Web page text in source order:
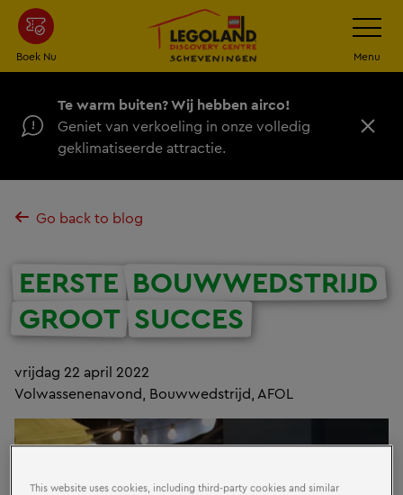
naar
hoofdinhoud
Boek Nu
Schakel
navigatie
Menu
Te warm buiten? Wij hebben airco!
Geniet van verkoeling in onze volledig
geklimatiseerde attractie.
D
h
Go back to blog
EERSTE BOUWWEDSTRIJD
GROOT SUCCES
vrijdag 22 april 2022
Volwassenenavond, Bouwwedstrijd, AFOL
This website uses cookies, including third-party cookies and similar